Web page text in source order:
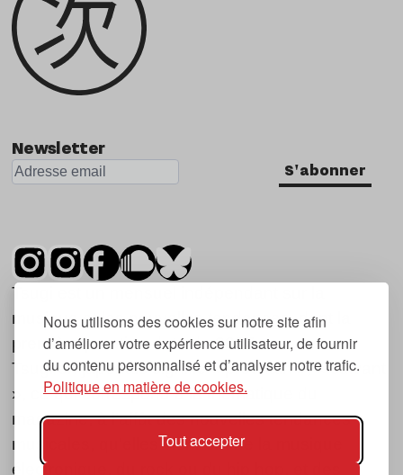
Nous utilisons des cookies sur notre site afin
d’améliorer votre expérience utilisateur, de fournir
du contenu personnalisé et d’analyser notre trafic.
Politique en matière de cookies.
Tout accepter
Newsletter
S'abonner
Tsugi est un mensuel indépendant sur la
musique et les nouvelles tendances, dont la
première parution date de 2007.
Tsugi en japonais signifie « prochain », « suivant
», ce qui correspond à la thématique du
magazine, à l’affût des nouvelles tendances
musicales, qu’elles viennent de la musique
électronique, du rock ou du hip hop, et des